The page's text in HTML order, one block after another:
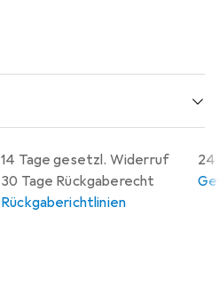
14 Tage gesetzl. Widerruf
30 Tage Rückgaberecht
Rückgaberichtlinien
24